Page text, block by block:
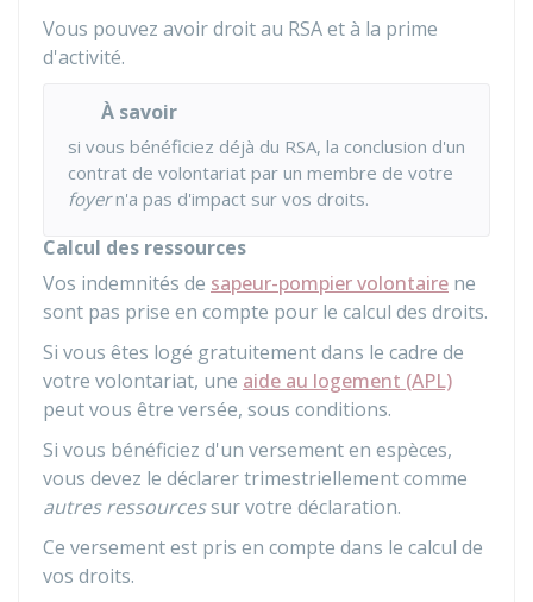
Vous pouvez avoir droit au RSA et à la prime
d'activité.
À savoir
si vous bénéficiez déjà du RSA, la conclusion d'un
contrat de volontariat par un membre de votre
foyern'a pas d'impact sur vos droits.
Calcul des ressources
Vos indemnités de sapeur-pompier volontaire ne
sont pas prise en compte pour le calcul des droits.
Si vous êtes logé gratuitement dans le cadre de
votre volontariat, une aide au logement (APL)
peut vous être versée, sous conditions.
Si vous bénéficiez d'un versement en espèces,
vous devez le déclarer trimestriellement comme
autres ressourcessur votre déclaration.
Ce versement est pris en compte dans le calcul de
vos droits.